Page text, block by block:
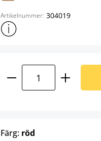
Artikelnummer: 304019
Visa mer produktinformation
Färg: röd